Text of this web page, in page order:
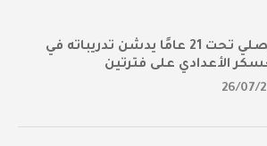
الفيصلي تحت 21 عامًا يدشن تدريباته في
الأعدادي على فترتين
26/07/